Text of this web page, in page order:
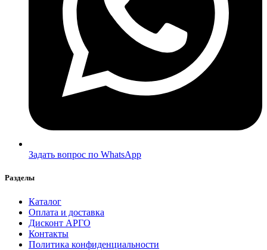
Задать вопрос по WhatsApp
Разделы
Каталог
Оплата и доставка
Дисконт АРГО
Контакты
Политика конфиденциальности